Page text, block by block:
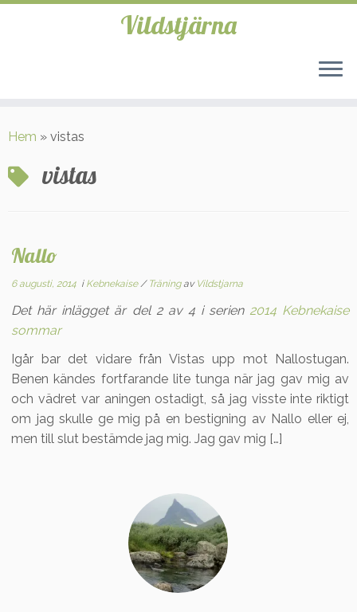
till
Vildstjärna
Hem » vistas
vistas
Nallo
6 augusti, 2014 i Kebnekaise/ Träningav Vildstjarna
Det här inlägget är del 2 av 4 i serien 2014 Kebnekaise
sommar
Igår bar det vidare från Vistas upp mot Nallostugan.
Benen kändes fortfarande lite tunga när jag gav mig av
och vädret var aningen ostadigt, så jag visste inte riktigt
om jag skulle ge mig på en bestigning av Nallo eller ej,
men till slut bestämde jag mig. Jag gav mig […]